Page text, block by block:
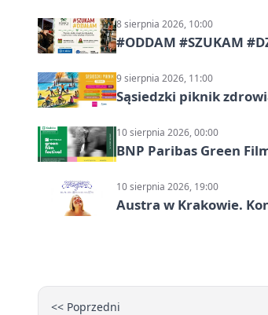
8 sierpnia 2026, 10:00
#ODDAM #SZUKAM
9 sierpnia 2026, 11:00
Sąsiedzki piknik
10 sierpnia 2026, 00:00
BNP Paribas Green
10 sierpnia 2026, 19:00
Austra w Krakowie.
<< Poprzedni